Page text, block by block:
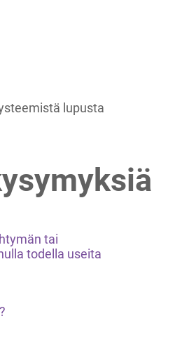
lupusta
tai
todella useita